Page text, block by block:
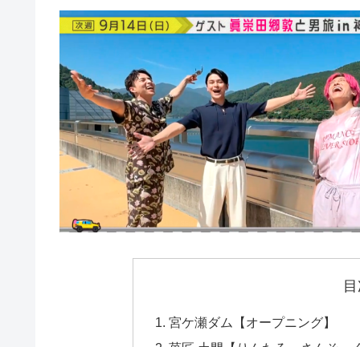
宮ケ瀬ダム【オープニング】